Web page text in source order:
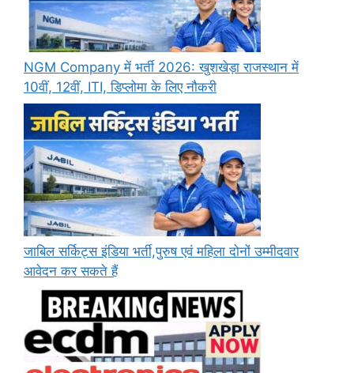
NGM Company में भर्ती 2026: खुशखेड़ा राजस्थान में
10वीं, 12वीं, ITI, डिप्लोमा के लिए नौकरी
जाबिल सर्किट्स इंडिया भर्ती,पुरुष एवं महिला दोनों उम्मीदवार
आवेदन कर सकते हैं